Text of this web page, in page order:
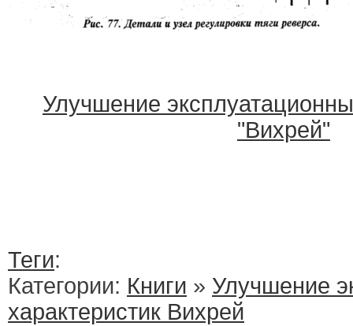
Улучшение
"Вихрей"
Теги:
Категории: Книги » Улучшение
характеристик Вихрей